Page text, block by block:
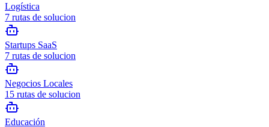
Logística
7 rutas de solucion
Startups SaaS
7 rutas de solucion
Negocios Locales
15 rutas de solucion
Educación